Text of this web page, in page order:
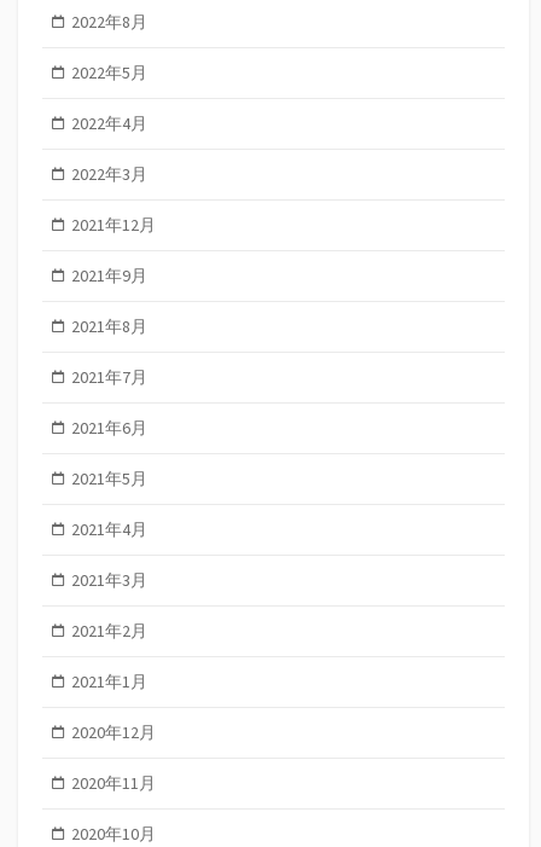
2022年8月
2022年5月
2022年4月
2022年3月
2021年12月
2021年9月
2021年8月
2021年7月
2021年6月
2021年5月
2021年4月
2021年3月
2021年2月
2021年1月
2020年12月
2020年11月
2020年10月